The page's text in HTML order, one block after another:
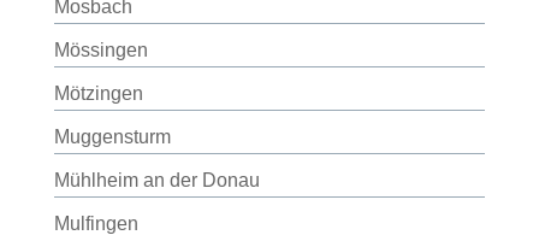
Mosbach
Mössingen
Mötzingen
Muggensturm
Mühlheim an der Donau
Mulfingen